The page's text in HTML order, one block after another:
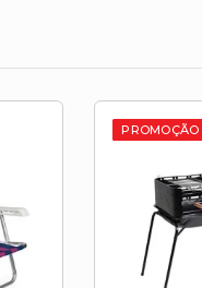
PROMOÇÃO